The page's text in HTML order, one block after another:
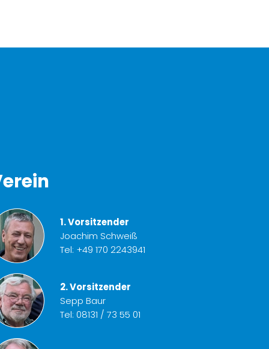
1. Vorsitzender
Joachim Schweiß
Tel: +49 170 2243941
2. Vorsitzender
Sepp Baur
Tel: 08131 / 73 55 01